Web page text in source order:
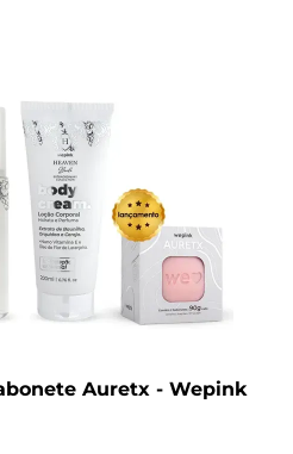
Auretx - Wepink